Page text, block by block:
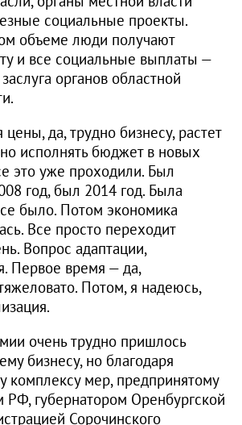
социальные проекты.
объеме люди получают
и все социальные выплаты —
органов областной
да, трудно бизнесу, растет
исполнять бюджет в новых
это уже проходили. Был
год, был 2014 год. Была
было. Потом экономика
Все просто переходит
Вопрос адаптации,
Первое время — да,
Потом, я надеюсь,
очень трудно пришлось
бизнесу, но благодаря
комплексу мер, предпринятому
РФ, губернатором Оренбургской
Сорочинского